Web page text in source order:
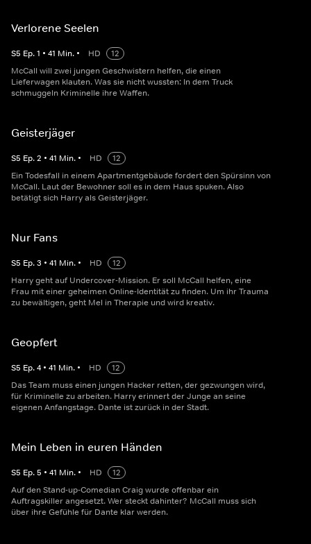
Verlorene Seelen
S5 Ep.1 • 41 Min. • HD
12
McCall will zwei jungen Geschwistern helfen, die einen
Lieferwagen klauten. Was sie nicht wussten: In dem Truck
schmuggeln Kriminelle ihre Waffen.
Geisterjäger
S5 Ep.2 • 41 Min. • HD
12
Ein Todesfall in einem Apartmentgebäude fordert den Spürsinn von
McCall. Laut der Bewohner soll es in dem Haus spuken. Also
betätigt sich Harry als Geisterjäger.
Nur Fans
S5 Ep.3 • 41 Min. • HD
12
Harry geht auf Undercover-Mission. Er soll McCall helfen, eine
Frau mit einer geheimen Online-Identität zu finden. Um ihr Trauma
zu bewältigen, geht Mel in Therapie und wird kreativ.
Geopfert
S5 Ep.4 • 41 Min. • HD
12
Das Team muss einen jungen Hacker retten, der gezwungen wird,
für Kriminelle zu arbeiten. Harry erinnert der Junge an seine
eigenen Anfangstage. Dante ist zurück in der Stadt.
Mein Leben in euren Händen
S5 Ep.5 • 41 Min. • HD
12
Auf den Stand-up-Comedian Craig wurde offenbar ein
Auftragskiller angesetzt. Wer steckt dahinter? McCall muss sich
über ihre Gefühle für Dante klar werden.